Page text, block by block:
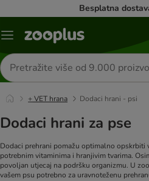
Besplatna
Izbornik
Traži
proizvode
+ VET hrana Dodaci hrani - psi
Dodaci hrani za pse
Dodaci prehrani pomažu optimalno opskrbiti
potrebnim vitaminima i hranjivim tvarima.
povoljan utjecaj na podršku organizmu. U
vašem psu potrebno za uravnoteženu